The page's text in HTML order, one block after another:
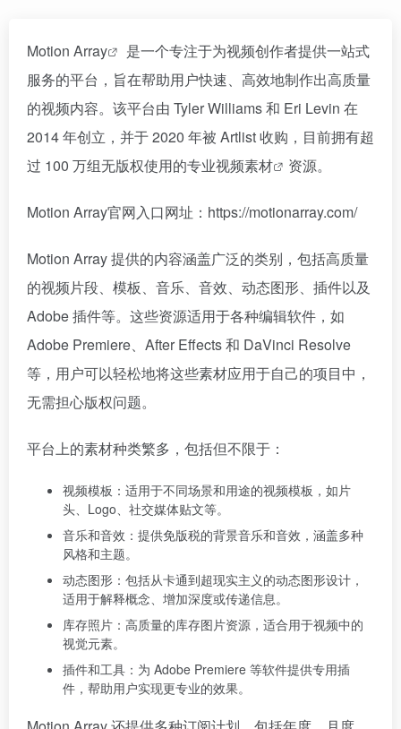
Motion Array
是一个专注于为视频创作者提供一站式
服务的平台，旨在帮助用户快速、高效地制作出高质量
的视频内容。该平台由 Tyler Williams 和 Eri Levin 在
2014 年创立，并于 2020 年被 Artlist 收购，目前拥有超
过 100 万组无版权使用的专业视频素材 资源。
Motion Array官网入口网址：https://motionarray.com/
Motion Array 提供的内容涵盖广泛的类别，包括高质量
的视频片段、模板、音乐、音效、动态图形、插件以及
Adobe 插件等。这些资源适用于各种编辑软件，如
Adobe Premiere、After Effects 和 DaVinci Resolve
等，用户可以轻松地将这些素材应用于自己的项目中，
无需担心版权问题。
平台上的素材种类繁多，包括但不限于：
视频模板：适用于不同场景和用途的视频模板，如片
头、Logo、社交媒体贴文等。
音乐和音效：提供免版税的背景音乐和音效，涵盖多种
风格和主题。
动态图形：包括从卡通到超现实主义的动态图形设计，
适用于解释概念、增加深度或传递信息。
库存照片：高质量的库存图片资源，适合用于视频中的
视觉元素。
插件和工具：为 Adobe Premiere 等软件提供专用插
件，帮助用户实现更专业的效果。